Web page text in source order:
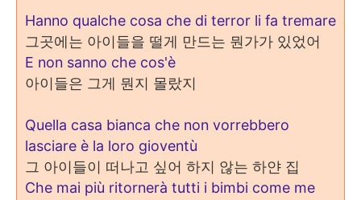
Hanno qualche cosa che di terror li fa tremare
그곳에는 아이들을 떨게 만드는 뭔가가 있었어
E non sanno che cos'è
아이들은 그게 뭔지 몰랐지
Quella casa bianca che non vorrebbero
lasciare è la loro gioventù
그 아이들이 떠나고 싶어 하지 않는 하얀 집
Che mai più ritornerà tutti i bimbi come me